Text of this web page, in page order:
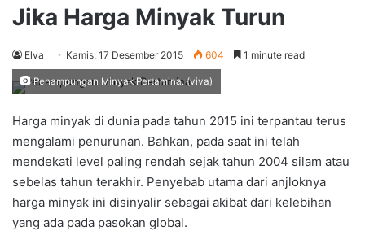
Jika Harga Minyak Turun
Elva Kamis, 17 Desember 2015 604 1 minute read
Penampungan Minyak Pertamina. (viva)
Harga minyak di dunia pada tahun 2015 ini terpantau terus
mengalami penurunan. Bahkan, pada saat ini telah
mendekati level paling rendah sejak tahun 2004 silam atau
sebelas tahun terakhir. Penyebab utama dari anjloknya
harga minyak ini disinyalir sebagai akibat dari kelebihan
yang ada pada pasokan global.